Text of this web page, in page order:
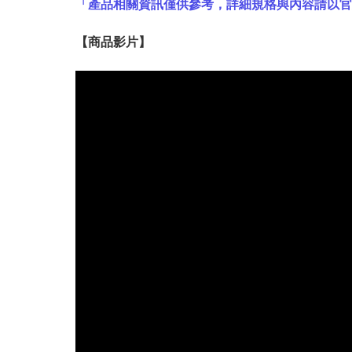
「產品相關資訊僅供參考，詳細規格與內容請以
【商品影片】